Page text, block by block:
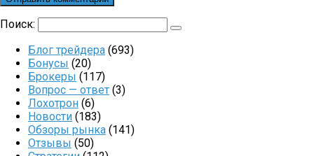
Поиск:
Блог трейдера (693)
Бонусы (20)
Брокеры (117)
Вопрос — ответ (3)
Лохотрон (6)
Новости (183)
Обзоры рынка (141)
Отзывы (50)